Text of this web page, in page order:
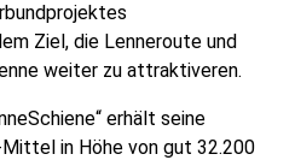
Ziel, die Lenneroute und
weiter zu attraktiveren.
erhält seine
Mittel in Höhe von gut 32.200